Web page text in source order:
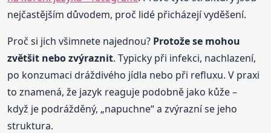
nejčastějším důvodem, proč lidé přicházejí vyděšení.
Proč si jich všimnete najednou? Protože se mohou
zvětšit nebo zvýraznit. Typicky při infekci, nachlazení,
po konzumaci dráždivého jídla nebo při refluxu. V praxi
to znamená, že jazyk reaguje podobně jako kůže –
když je podrážděný, „napuchne“ a zvýrazní se jeho
struktura.